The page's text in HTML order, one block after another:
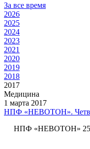
За все время
2026
2025
2024
2023
2021
2020
2019
2018
2017
Медицина
1 марта 2017
НПФ «НЕВОТОН».
НПФ «НЕВОТОН» 25